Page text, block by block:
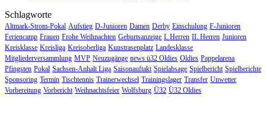
Schlagworte
Altmark-Strom-Pokal Aufstieg D-Junioren Damen Derby Einschulung F-Junioren
Feriencamp Frauen Frohe Weihnachten Geburtsanzeige I. Herren II. Herren Junioren
Kreisklasse Kreisliga Kreisoberliga Kunstrasenplatz Landesklasse
Mitgliederversammlung MVP Neuzugänge news ü32 Oldies Oldies Pappelarena
Pfingsten Pokal Sachsen-Anhalt Liga Saisonauftakt Spielabsage Spielbericht Spielberichte
Sponsoring Termin Tischtennis Trainerwechsel Trainingslager Transfer Unwetter
Vorbereitung Vorbericht Weihnachtsfeier Wolfsburg Ü32 Ü32 Oldies